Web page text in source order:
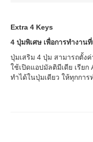
Extra 4 Keys
4 ปุ่มพิเศษ เพื่อการทำงานที่
ปุ่มเสริม 4 ปุ่ม สามารถตั้งค่
ใช้เปิดแอปมัลติมีเดีย เรีย
ทำได้ในปุ่มเดียว ให้ทุกกา